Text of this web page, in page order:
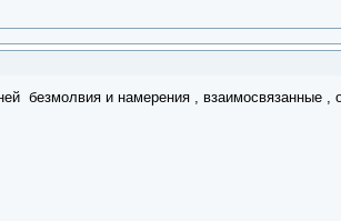
безмолвия и намерения , взаимосвязанные